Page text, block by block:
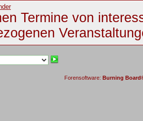
Termine von
Forensoftware: Burning